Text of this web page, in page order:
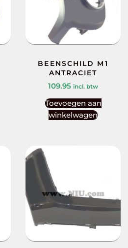
BEENSCHILD M1
ANTRACIET
109.95 incl. btw
Toevoegen aan
winkelwagen